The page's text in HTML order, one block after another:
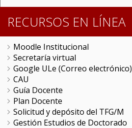
RECURSOS EN LÍNEA
Moodle Institucional
Secretaría virtual
Google ULe (Correo electrónico)
CAU
Guía Docente
Plan Docente
Solicitud y depósito del TFG/M
Gestión Estudios de Doctorado